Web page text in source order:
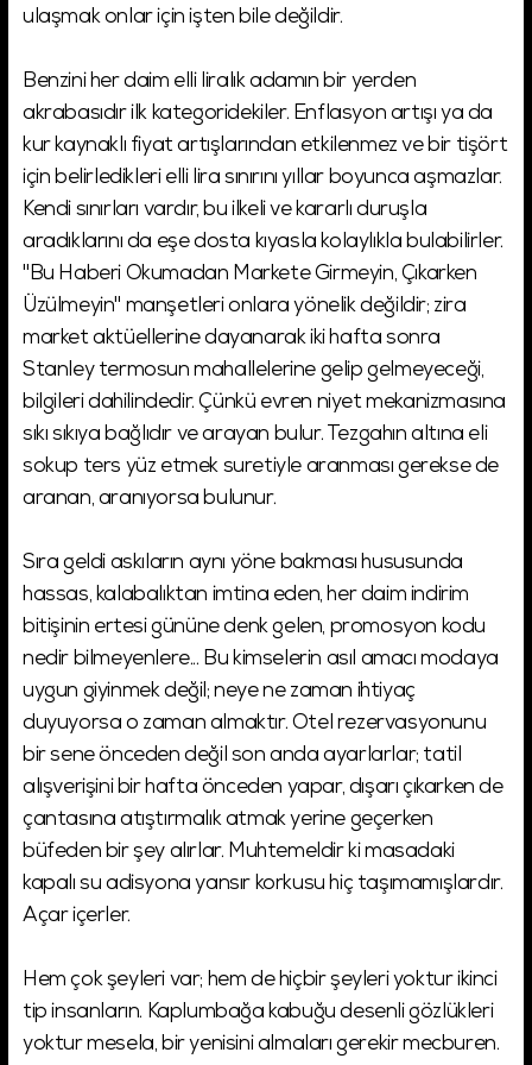
ulaşmak onlar için işten bile değildir.
Benzini her daim elli liralık adamın bir yerden
akrabasıdır ilk kategoridekiler. Enflasyon artışı ya da
kur kaynaklı fiyat artışlarından etkilenmez ve bir tişört
için belirledikleri elli lira sınırını yıllar boyunca aşmazlar.
Kendi sınırları vardır, bu ilkeli ve kararlı duruşla
aradıklarını da eşe dosta kıyasla kolaylıkla bulabilirler.
"Bu Haberi Okumadan Markete Girmeyin, Çıkarken
Üzülmeyin" manşetleri onlara yönelik değildir; zira
market aktüellerine dayanarak iki hafta sonra
Stanley termosun mahallelerine gelip gelmeyeceği,
bilgileri dahilindedir. Çünkü evren niyet mekanizmasına
sıkı sıkıya bağlıdır ve arayan bulur. Tezgahın altına eli
sokup ters yüz etmek suretiyle aranması gerekse de
aranan, aranıyorsa bulunur.
Sıra geldi askıların aynı yöne bakması hususunda
hassas, kalabalıktan imtina eden, her daim indirim
bitişinin ertesi gününe denk gelen, promosyon kodu
nedir bilmeyenlere... Bu kimselerin asıl amacı modaya
uygun giyinmek değil; neye ne zaman ihtiyaç
duyuyorsa o zaman almaktır. Otel rezervasyonunu
bir sene önceden değil son anda ayarlarlar; tatil
alışverişini bir hafta önceden yapar, dışarı çıkarken de
çantasına atıştırmalık atmak yerine geçerken
büfeden bir şey alırlar. Muhtemeldir ki masadaki
kapalı su adisyona yansır korkusu hiç taşımamışlardır.
Açar içerler.
Hem çok şeyleri var; hem de hiçbir şeyleri yoktur ikinci
tip insanların. Kaplumbağa kabuğu desenli gözlükleri
yoktur mesela, bir yenisini almaları gerekir mecburen.